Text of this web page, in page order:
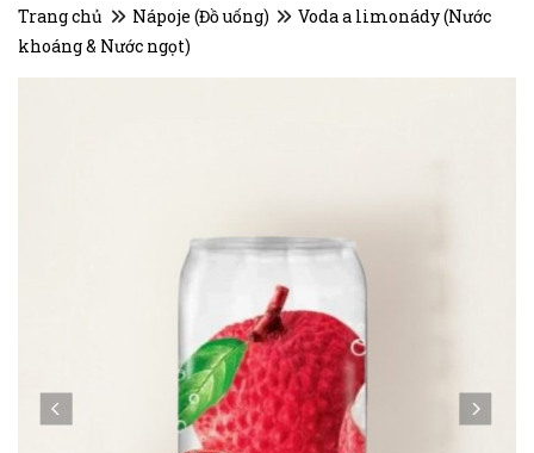
Trang chủ Nápoje (Đồ uống)
Voda a limonády (Nước
khoáng & Nước ngọt)